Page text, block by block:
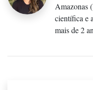
Amazonas
científica e
mais de 2